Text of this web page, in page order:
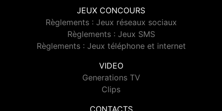
JEUX CONCOURS
Règlements : Jeux réseaux sociaux
Règlements : Jeux SMS
Règlements : Jeux téléphone et internet
VIDEO
Generations TV
Clips